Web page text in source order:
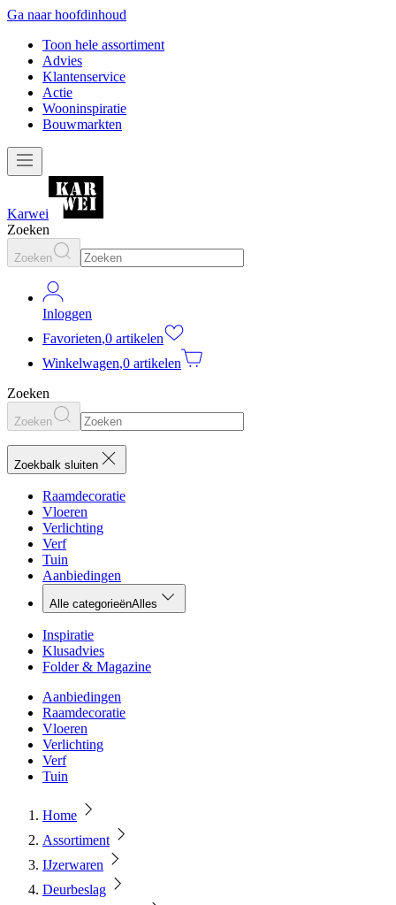
Ga naar hoofdinhoud
Toon hele assortiment
Advies
Klantenservice
Actie
Wooninspiratie
Bouwmarkten
Karwei
Zoeken
Zoeken
Inloggen
Favorieten,0 artikelen
Winkelwagen,0 artikelen
Zoeken
Zoeken
Zoekbalk sluiten
Raamdecoratie
Vloeren
Verlichting
Verf
Tuin
Aanbiedingen
Alle categorieënAlles
Inspiratie
Klusadvies
Folder & Magazine
Aanbiedingen
Raamdecoratie
Vloeren
Verlichting
Verf
Tuin
Home
Assortiment
IJzerwaren
Deurbeslag